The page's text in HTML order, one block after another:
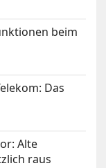
beim
Das
Alte
raus